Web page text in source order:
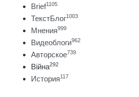
Brief1105
ТекстБлог1003
Мнения999
Видеоблоги962
Авторское739
Війна292
История117